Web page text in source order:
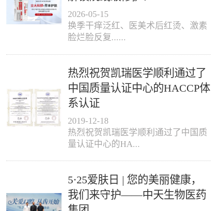
2026-05-15
换季干痒泛红、医美术后红烫、激素
脸烂脸反复......
热烈祝贺凯瑞医学顺利通过了
中国质量认证中心的HACCP体
系认证
2019-12-18
热烈祝贺凯瑞医学顺利通过了中国质
量认证中心的HA...
5·25爱肤日 | 您的美丽健康，
我们来守护——中天生物医药